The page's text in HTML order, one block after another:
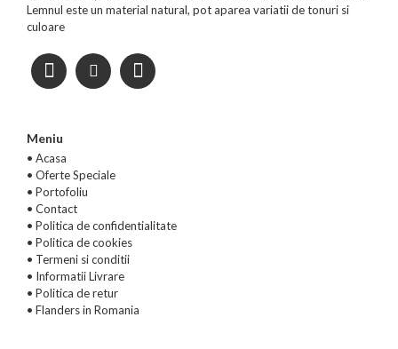
Lemnul este un material natural, pot aparea variatii de tonuri si
culoare
Meniu
• Acasa
• Oferte Speciale
• Portofoliu
• Contact
• Politica de confidentialitate
• Politica de cookies
• Termeni si conditii
• Informatii Livrare
• Politica de retur
• Flanders in Romania